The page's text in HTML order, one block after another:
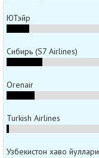
ЮТэйр
Сибирь (S7 Airlines)
Orenair
Turkish Airlines
Узбекистон хаво йуллари